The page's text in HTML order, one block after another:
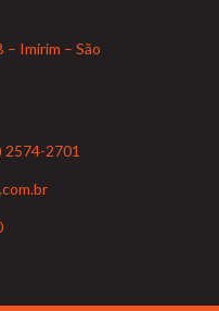
– Imirim – São
2574-2701